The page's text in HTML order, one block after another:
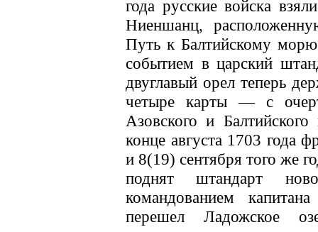
года русские войска
Ниеншанц,
Путь к Балтийскому
событием в царский
двуглавый орел теперь
четыре карты — с
Азовского и
конце августа 1703 года
и 8(19) сентября того же
поднят штандарт
командованием
перешел Ладожское